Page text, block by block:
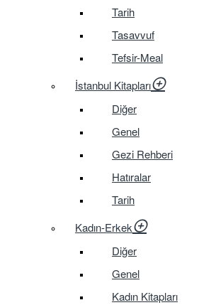
Tarih
Tasavvuf
Tefsir-Meal
İstanbul Kitapları
Diğer
Genel
Gezi Rehberi
Hatıralar
Tarih
Kadın-Erkek
Diğer
Genel
Kadın Kitapları